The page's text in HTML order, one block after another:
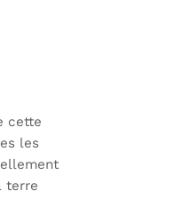
cette
les
terre